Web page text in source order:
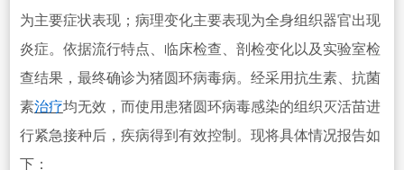
为主要症状表现；病理变化主要表现为全身组织器官出现
炎症。依据流行特点、临床检查、剖检变化以及实验室检
查结果，最终确诊为猪圆环病毒病。经采用抗生素、抗菌
素治疗均无效，而使用患猪圆环病毒感染的组织灭活苗进
行紧急接种后，疾病得到有效控制。现将具体情况报告如
下：